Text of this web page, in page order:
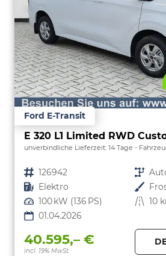
Ford E-Transit
unverbindliche Lieferzeit: 14 Tage
Fahrzeugnr. 126942 Getriebe
Kraftstoff Elektro Außenfarbe
Leistung 100 kW (136 PS) Kilometerstand 10
01.04.2026
40.595,– €
incl. 19% MwSt.